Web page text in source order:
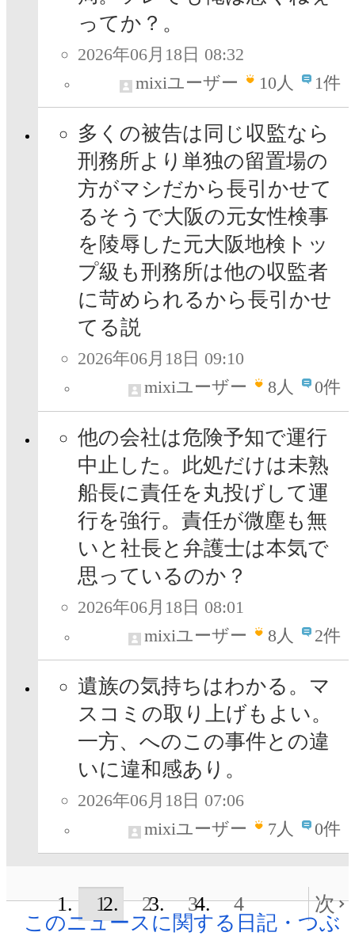
ってか？。
2026年06月18日 08:32
mixiユーザー
10人 1件
多くの被告は同じ収監なら
刑務所より単独の留置場の
方がマシだから長引かせて
るそうで大阪の元女性検事
を陵辱した元大阪地検トッ
プ級も刑務所は他の収監者
に苛められるから長引かせ
てる説
2026年06月18日 09:10
mixiユーザー
8人 0件
他の会社は危険予知で運行
中止した。此処だけは未熟
船長に責任を丸投げして運
行を強行。責任が微塵も無
いと社長と弁護士は本気で
思っているのか？
2026年06月18日 08:01
mixiユーザー
8人 2件
遺族の気持ちはわかる。マ
スコミの取り上げもよい。
一方、へのこの事件との違
いに違和感あり。
2026年06月18日 07:06
mixiユーザー
7人 0件
1 2 3 4
次
このニュースに関する日記・つぶ